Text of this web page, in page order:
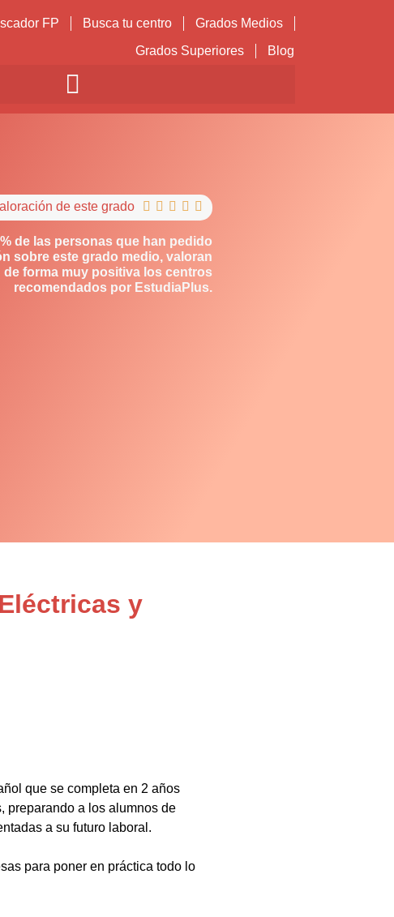
FP Busca tu centro
Grados Medios
Grados Superiores
Blog
de este grado     
de las personas que han pedido
sobre este grado medio, valoran
de forma muy positiva los centros
recomendados por EstudiaPlus.
y
que se completa en 2 años
preparando a los alumnos de
a su futuro laboral.
para poner en práctica todo lo